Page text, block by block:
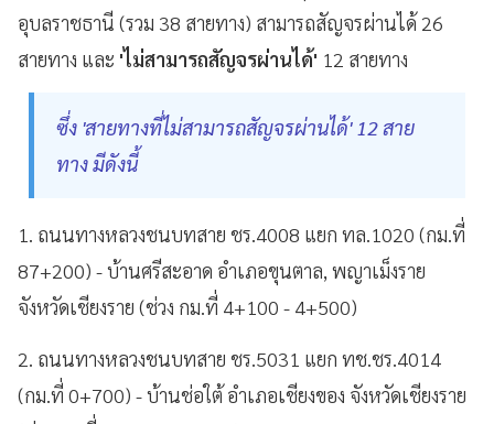
อุบลราชธานี (รวม 38 สายทาง) สามารถสัญจรผ่านได้ 26
สายทาง และ 'ไม่สามารถสัญจรผ่านได้' 12 สายทาง
ซึ่ง 'สายทางที่ไม่สามารถสัญจรผ่านได้' 12 สาย
ทาง มีดังนี้
1. ถนนทางหลวงชนบทสาย ชร.4008 แยก ทล.1020 (กม.ที่
87+200) - บ้านศรีสะอาด อำเภอขุนตาล, พญาเม็งราย
จังหวัดเชียงราย (ช่วง กม.ที่ 4+100 - 4+500)
2. ถนนทางหลวงชนบทสาย ชร.5031 แยก ทช.ชร.4014
(กม.ที่ 0+700) - บ้านช่อใต้ อำเภอเชียงของ จังหวัดเชียงราย